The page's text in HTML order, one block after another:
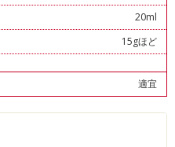
20ml
15gほど
適宜